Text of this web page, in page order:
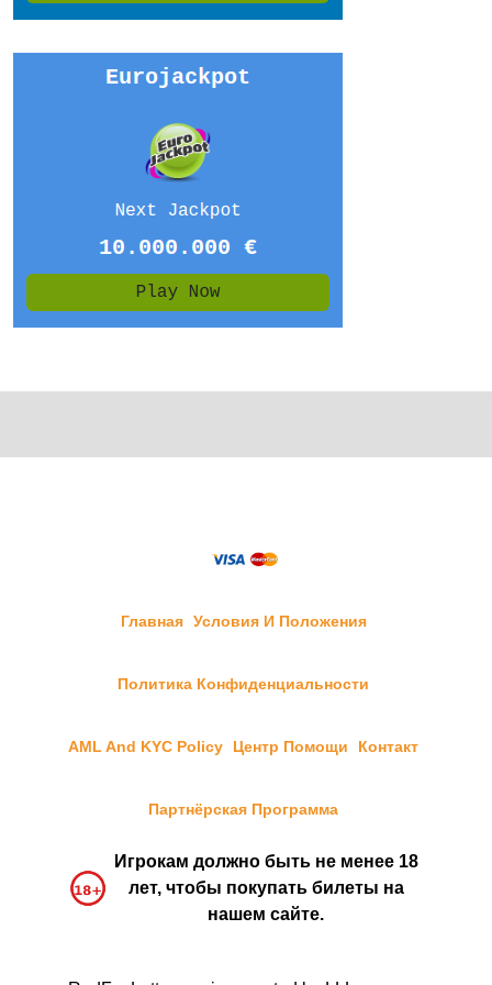
Главная Условия И Положения
Политика Конфиденциальности
AML And KYC Policy Центр Помощи Контакт
Партнёрская Программа
Игрокам должно быть не менее 18
лет, чтобы покупать билеты на
нашем сайте.